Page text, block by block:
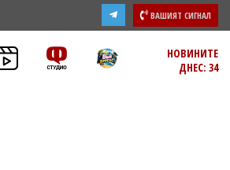
ВАШИЯТ СИГНАЛ
НОВИНИТЕ
ДНЕС: 34